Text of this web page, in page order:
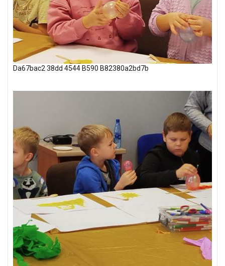
Da67bac2 38dd 4544 B590 B82380a2bd7b